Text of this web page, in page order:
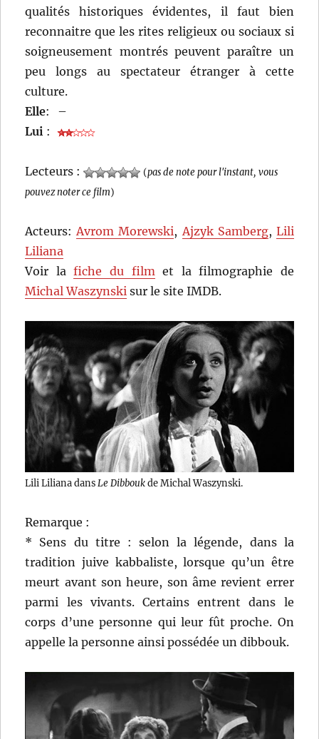
qualités historiques évidentes, il faut bien
reconnaitre que les rites religieux ou sociaux si
soigneusement montrés peuvent paraître un
peu longs au spectateur étranger à cette
culture.
Elle:
–
Lui :
Lecteurs : (pas de note pour l'instant, vous
pouvez noter ce film)
Acteurs:Avrom Morewski,Ajzyk Samberg, Lili
Liliana
Voir lafiche du filmet la filmographie de
Michal Waszynski sur le site IMDB.
Lili Liliana dansLe Dibboukde Michal Waszynski.
Remarque :
* Sens du titre : selon la légende, dans la
tradition juive kabbaliste, lorsque qu’un être
meurt avant son heure, son âme revient errer
parmi les vivants. Certains entrent dans le
corps d’une personne qui leur fût proche. On
appelle la personne ainsi possédée un dibbouk.